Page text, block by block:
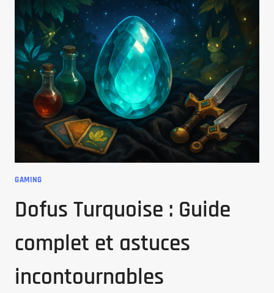
UN
GUIDE
ULTIME
POUR
LES
AMATEURS
DE
TECH
ET
NOTRE
ÉVALUATION
DES
DE
SUIVI
GAMING
Dofus Turquoise : Guide
complet et astuces
incontournables